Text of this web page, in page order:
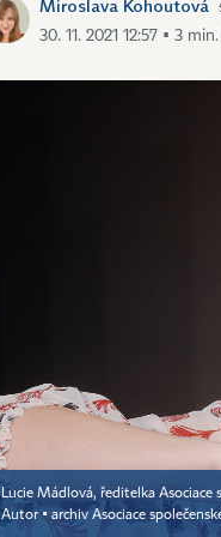
Miroslava Kohoutová
30. 11. 2021 12:57 ▪ 3
Lucie Mádlová, ředitelka Asociace
Autor ▪ archiv Asociace